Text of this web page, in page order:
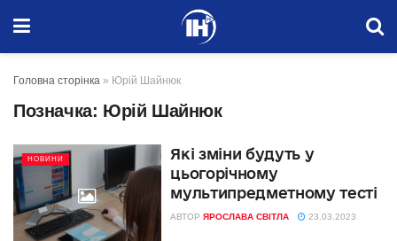
Головна сторінка » Юрій Шайнюк
Позначка: Юрій Шайнюк
НОВИНИ
Які зміни будуть у
цьогорічному
мультипредметному тесті
АВТОР ЯРОСЛАВА СВІТЛА 23.03.2023